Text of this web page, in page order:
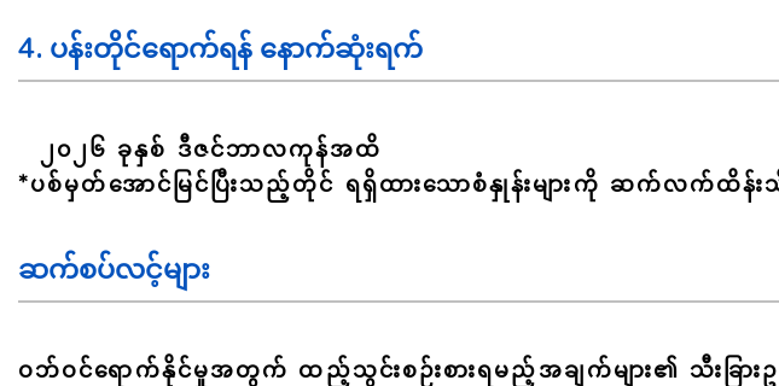
4. ပန်းတိုင်ရောက်ရန် နောက်ဆုံးရက်
၂၀၂၆ ခုနှစ် ဒီဇင်ဘာလကုန်အထိ
*ပစ်မှတ်အောင်မြင်ပြီးသည့်တိုင် ရရှိထားသောစံနှုန်းများကို ဆက်လက်ထိန်းသိ
ဆက်စပ်လင့်များ
ဝဘ်ဝင်ရောက်နိုင်မှုအတွက် ထည့်သွင်းစဉ်းစားရမည့်အချက်များ၏ သီးခြား